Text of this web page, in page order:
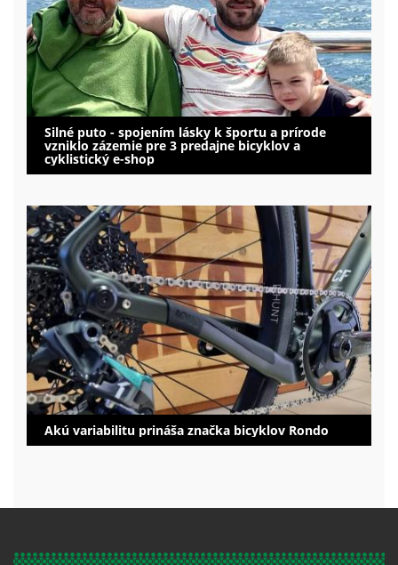
Silné puto - spojením lásky k športu a prírode
vzniklo zázemie pre 3 predajne bicyklov a
cyklistický e-shop
Akú variabilitu prináša značka bicyklov Rondo